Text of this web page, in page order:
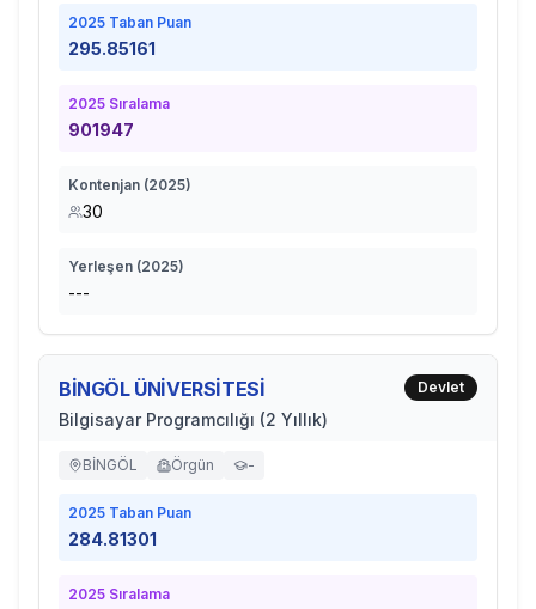
2025 Taban Puan
295.85161
2025 Sıralama
901947
Kontenjan (2025)
30
Yerleşen (2025)
---
BİNGÖL ÜNİVERSİTESİ
Bilgisayar Programcılığı (2 Yıllık)
Devlet
BİNGÖL Örgün -
2025 Taban Puan
284.81301
2025 Sıralama